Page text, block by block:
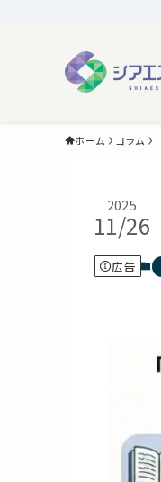
ホーム コラム
2025
11/26
広告